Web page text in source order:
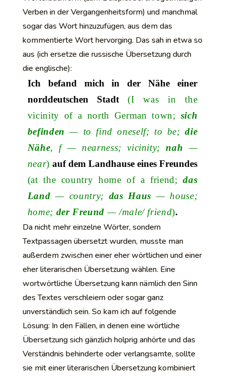
Verben in der Vergangenheitsform) und manchmal
sogar das Wort hinzuzufügen, aus dem das
kommentierte Wort hervorging. Das sah in etwa so
aus (ich ersetze die russische Übersetzung durch
die englische):
Ich befand mich in der Nähe einer
norddeutschen Stadt
(I was in the
vicinity of a north German town; sich
befinden — to find oneself; to be;die
Nähe, f— nearness; vicinity;nah —
near) auf dem Landhause eines Freundes
(at the country home of a friend;das
Land — country; das Haus — house;
home; der Freund —/male/ friend).
Da nicht mehr einzelne Wörter, sondern
Textpassagen übersetzt wurden, musste man
außerdem zwischen einer eher wörtlichen und einer
eher literarischen Übersetzung wählen. Eine
wortwörtliche Übersetzung kann nämlich den Sinn
des Textes verschleiern oder sogar ganz
unverständlich sein. So kam ich auf folgende
Lösung: In den Fällen, in denen eine wörtliche
Übersetzung sich gänzlich holprig anhörte und das
Verständnis behinderte oder verlangsamte, sollte
sie mit einer literarischen Übersetzung kombiniert